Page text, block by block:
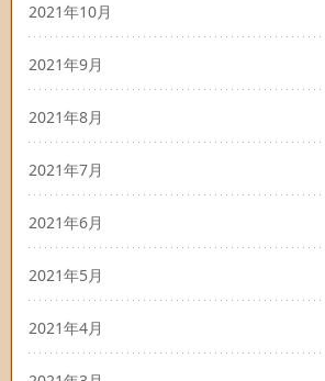
2021年10月
2021年9月
2021年8月
2021年7月
2021年6月
2021年5月
2021年4月